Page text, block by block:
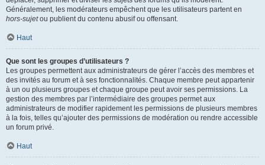
Généralement, les modérateurs empêchent que les utilisateurs partent en
hors-sujetou publient du contenu abusif ou offensant.
Haut
Que sont les groupes d’utilisateurs ?
Les groupes permettent aux administrateurs de gérer l’accès des membres et
des invités au forum et à ses fonctionnalités. Chaque membre peut appartenir
à un ou plusieurs groupes et chaque groupe peut avoir ses permissions. La
gestion des membres par l’intermédiaire des groupes permet aux
administrateurs de modifier rapidement les permissions de plusieurs membres
à la fois, telles qu’ajouter des permissions de modération ou rendre accessible
un forum privé.
Haut